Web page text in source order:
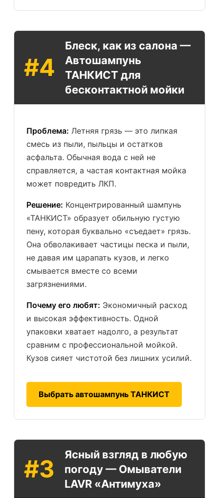
#4
Блеск, как из салона —
Автошампунь
ТАНКИСТ для
бесконтактной мойки
Проблема: Летняя грязь — это липкая
смесь из пыли, пыльцы и остатков
асфальта. Обычная вода с ней не
справляется, а частая контактная мойка
может повредить ЛКП.
Решение: Концентрированный шампунь
«ТАНКИСТ» образует обильную густую
пену, которая буквально «съедает» грязь.
Она обволакивает частицы песка и пыли,
не давая им царапать кузов, и легко
смывается вместе со всеми
загрязнениями.
Почему его любят: Экономичный расход
и высокая эффективность. Одной
упаковки хватает надолго, а результат
сравним с профессиональной мойкой.
Кузов сияет чистотой без лишних усилий.
Выбрать автошампунь ТАНКИСТ
#3
Ясный взгляд в любую
погоду — Омыватели
LAVR «Антимуха»